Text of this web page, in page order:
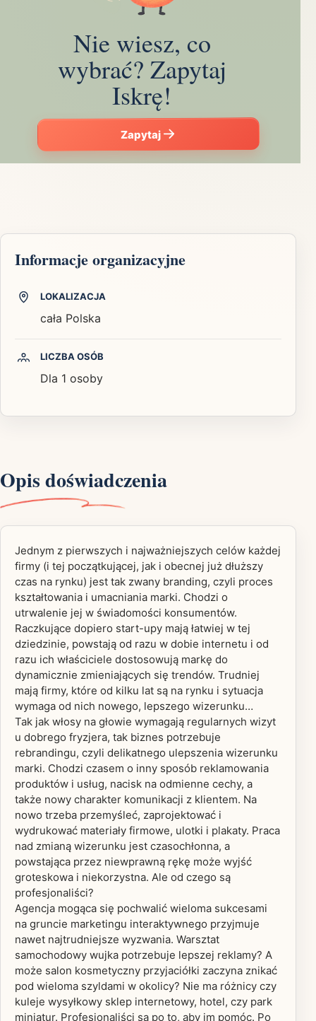
Nie wiesz, co
wybrać? Zapytaj
Iskrę!
Zapytaj
Informacje organizacyjne
LOKALIZACJA
cała Polska
LICZBA OSÓB
Dla 1 osoby
Opis doświadczenia
Jednym z pierwszych i najważniejszych celów każdej
firmy (i tej początkującej, jak i obecnej już dłuższy
czas na rynku) jest tak zwany branding, czyli proces
kształtowania i umacniania marki. Chodzi o
utrwalenie jej w świadomości konsumentów.
Raczkujące dopiero start-upy mają łatwiej w tej
dziedzinie, powstają od razu w dobie internetu i od
razu ich właściciele dostosowują markę do
dynamicznie zmieniających się trendów. Trudniej
mają firmy, które od kilku lat są na rynku i sytuacja
wymaga od nich nowego, lepszego wizerunku…
Tak jak włosy na głowie wymagają regularnych wizyt
u dobrego fryzjera, tak biznes potrzebuje
rebrandingu, czyli delikatnego ulepszenia wizerunku
marki. Chodzi czasem o inny sposób reklamowania
produktów i usług, nacisk na odmienne cechy, a
także nowy charakter komunikacji z klientem. Na
nowo trzeba przemyśleć, zaprojektować i
wydrukować materiały firmowe, ulotki i plakaty. Praca
nad zmianą wizerunku jest czasochłonna, a
powstająca przez niewprawną rękę może wyjść
groteskowa i niekorzystna. Ale od czego są
profesjonaliści?
Agencja mogąca się pochwalić wieloma sukcesami
na gruncie marketingu interaktywnego przyjmuje
nawet najtrudniejsze wyzwania. Warsztat
samochodowy wujka potrzebuje lepszej reklamy? A
może salon kosmetyczny przyjaciółki zaczyna znikać
pod wieloma szyldami w okolicy? Nie ma różnicy czy
kuleje wysyłkowy sklep internetowy, hotel, czy park
miniatur. Profesjonaliści są po to, aby im pomóc. Po